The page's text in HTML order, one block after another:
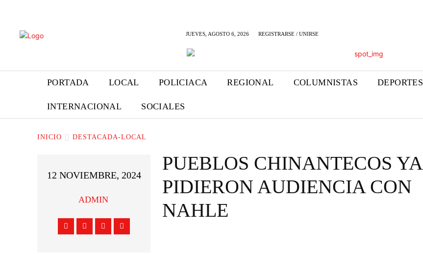
JUEVES, AGOSTO 6, 2026 REGISTRARSE / UNIRSE
PORTADA LOCAL POLICIACA REGIONAL COLUMNISTAS DEPORTES
INTERNACIONAL SOCIALES
INICIO DESTACADA-LOCAL
12 NOVIEMBRE, 2024
ADMIN
PUEBLOS CHINANTECOS YA
PIDIERON AUDIENCIA CON
NAHLE